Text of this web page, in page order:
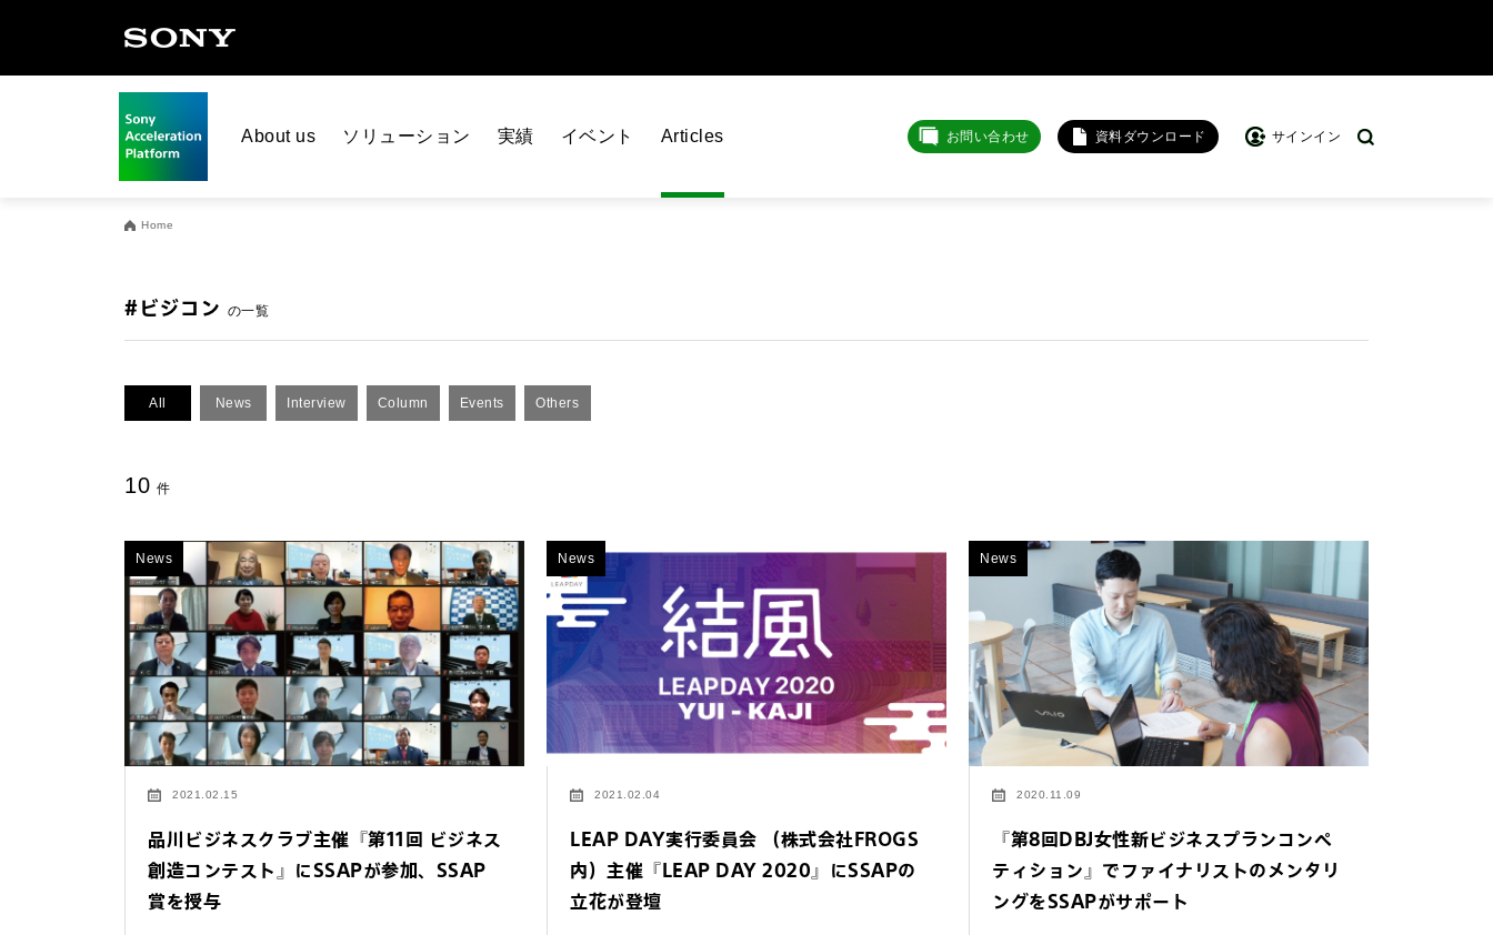
About us ソリューション 実績 イベント Articles お問い合わせ 資料ダウンロード サインイン
Home
#ビジコン の一覧
All News Interview Column Events Others
10 件
News
2021.02.15
品川ビジネスクラブ主催『第11回 ビジネス
創造コンテスト』にSSAPが参加、SSAP
賞を授与
News
2021.02.04
LEAP DAY実行委員会 （株式会社FROGS
内）主催『LEAP DAY 2020』にSSAPの
立花が登壇
News
2020.11.09
『第8回DBJ女性新ビジネスプランコンペ
ティション』でファイナリストのメンタリ
ングをSSAPがサポート